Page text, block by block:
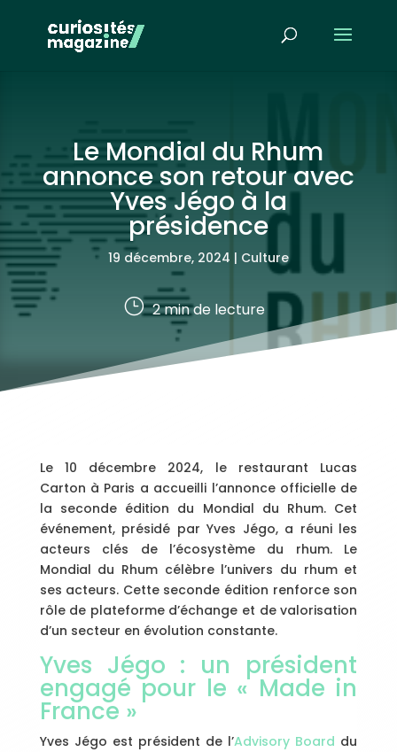
Le Mondial du Rhum
annonce son retour avec
Yves Jégo à la
présidence
19 décembre, 2024 | Culture
} 2min de lecture
Le 10 décembre 2024, le restaurant Lucas
Carton à Paris a accueilli l’annonce officielle de
la seconde édition du Mondial du Rhum. Cet
événement, présidé par Yves Jégo, a réuni les
acteurs clés de l’écosystème du rhum. Le
Mondial du Rhum célèbre l’univers du rhum et
ses acteurs. Cette seconde édition renforce son
rôle de plateforme d’échange et de valorisation
d’un secteur en évolution constante.
Yves Jégo : un président
engagé pour le « Made in
France »
Yves Jégo est président de l’Advisory Board du